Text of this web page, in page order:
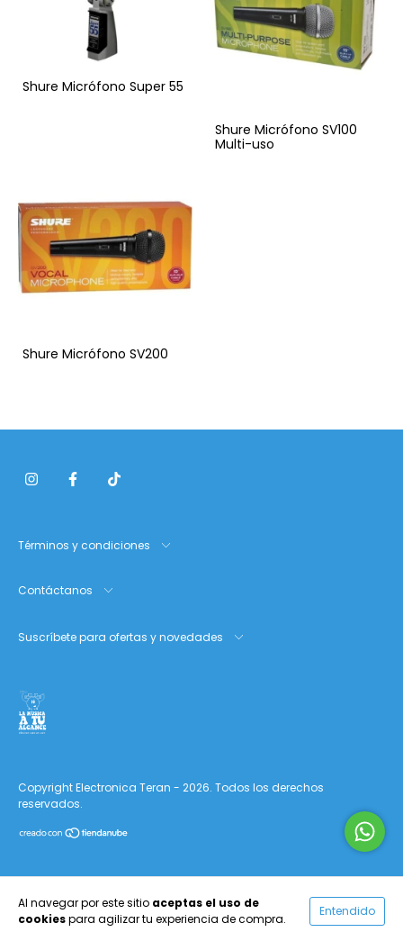
Al navegar por este sitio aceptas el uso de
cookiespara agilizar tu experiencia de compra.
Entendido
Shure Micrófono Super 55
Shure Micrófono SV100
Multi-uso
Shure Micrófono SV200
Términos y condiciones
Contáctanos
Suscríbete para ofertas y novedades
Copyright Electronica Teran - 2026. Todos los derechos
reservados.